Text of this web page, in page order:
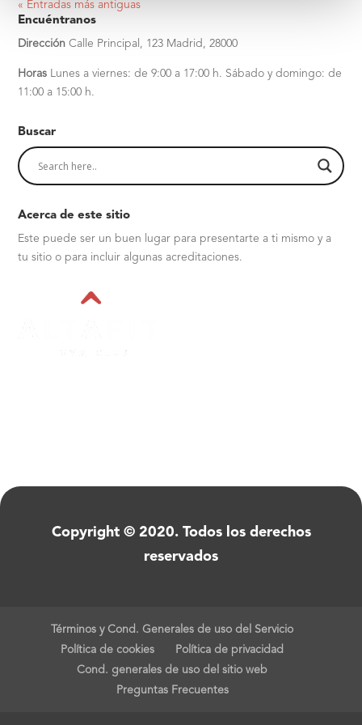
« Entradas más antiguas
Encuéntranos
Dirección Calle Principal, 123 Madrid, 28000
Horas Lunes a viernes: de 9:00 a 17:00 h. Sábado y domingo: de
11:00 a 15:00 h.
Buscar
Acerca de este sitio
Este puede ser un buen lugar para presentarte a ti mismo y a
tu sitio o para incluir algunas acreditaciones.
Copyright © 2020. Todos los derechos
reservados
Términos y Cond. Generales de uso del Servicio
Política de cookies
Política de privacidad
Cond. generales de uso del sitio web
Preguntas Frecuentes